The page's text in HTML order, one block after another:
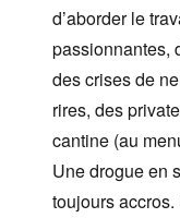
d’aborder le
passionnantes,
des crises de
rires, des
cantine (au
Une drogue en
toujours